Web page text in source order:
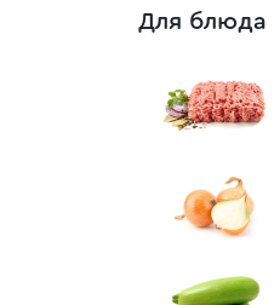
Для блюда